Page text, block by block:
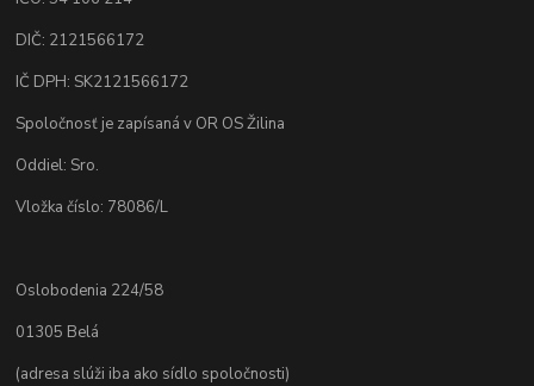
DIČ: 2121566172
IČ DPH: SK2121566172
Spoločnosť je zapísaná v OR OS Žilina
Oddiel: Sro.
Vložka číslo: 78086/L
Oslobodenia 224/58
01305 Belá
(adresa slúži iba ako sídlo spoločnosti)